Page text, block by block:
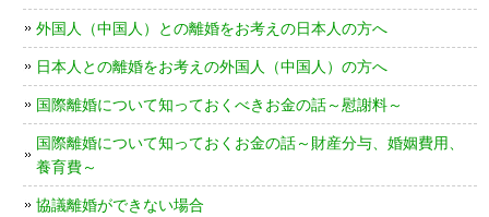
外国人（中国人）との離婚をお考えの日本人の方へ
日本人との離婚をお考えの外国人（中国人）の方へ
国際離婚について知っておくべきお金の話～慰謝料～
国際離婚について知っておくお金の話～財産分与、婚姻費用、
養育費～
協議離婚ができない場合